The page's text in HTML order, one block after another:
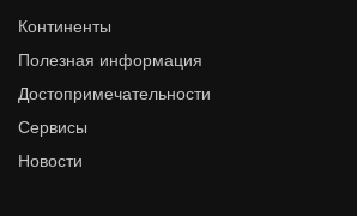
Континенты
Полезная информация
Достопримечательности
Сервисы
Новости